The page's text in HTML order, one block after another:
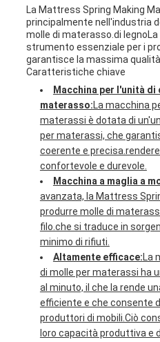
La Mattress Spring Making
principalmente nell'industria
molle di materasso.di
strumento essenziale per i
garantisce la massima
Caratteristiche chiave
Macchina per l'unità di
materasso:La macchina
materassi è dotata di
per materassi, che
coerente e
confortevole e durevole.
Macchina a maglia a
avanzata, la Mattress
produrre molle di
filo.che si traduce in
minimo di rifiuti.
Altamente efficace:La
di molle per materassi ha
al minuto, il che la rende
efficiente e che consente
produttori di mobili.Ciò
loro capacità produttiva e